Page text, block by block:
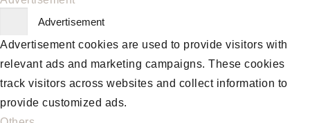
Advertisement
Advertisement cookies are used to provide visitors with
relevant ads and marketing campaigns. These cookies
track visitors across websites and collect information to
provide customized ads.